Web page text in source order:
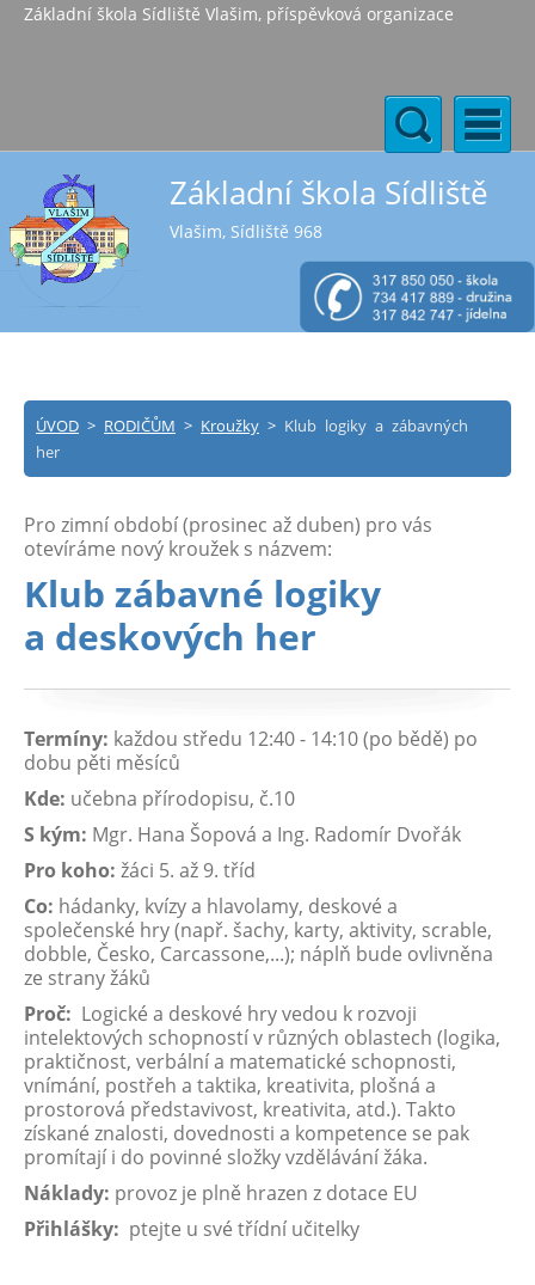
Základní škola Sídliště Vlašim, příspěvková organizace
Základní škola Sídliště
Vlašim, Sídliště 968
ÚVOD > RODIČŮM > Kroužky > Klub logiky a zábavných
her
Pro zimní období (prosinec až duben) pro vás
otevíráme nový kroužek s názvem:
Klub zábavné logiky
a deskových her
Termíny: každou středu 12:40 - 14:10 (po bědě) po
dobu pěti měsíců
Kde: učebna přírodopisu, č.10
S kým: Mgr. Hana Šopová a Ing. Radomír Dvořák
Pro koho: žáci 5. až 9. tříd
Co: hádanky, kvízy a hlavolamy, deskové a
společenské hry (např. šachy, karty, aktivity, scrable,
dobble, Česko, Carcassone,...); náplň bude ovlivněna
ze strany žáků
Proč: Logické a deskové hry vedou k rozvoji
intelektových schopností v různých oblastech (logika,
praktičnost, verbální a matematické schopnosti,
vnímání, postřeh a taktika, kreativita, plošná a
prostorová představivost, kreativita, atd.). Takto
získané znalosti, dovednosti a kompetence se pak
promítají i do povinné složky vzdělávání žáka.
Náklady: provoz je plně hrazen z dotace EU
Přihlášky: ptejte u své třídní učitelky